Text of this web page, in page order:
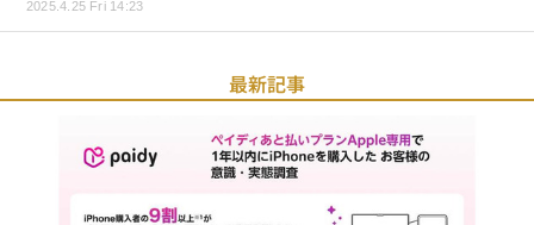
2025.4.25 Fri 14:23
最新記事